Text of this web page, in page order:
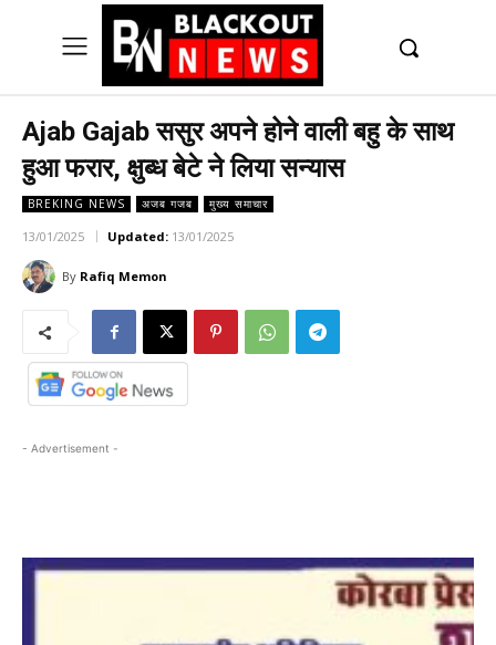
Ajab Gajab ससुर अपने होने वाली बहु के साथ
हुआ फरार, क्षुब्ध बेटे ने लिया सन्यास
BREKING NEWS अजब गजब मुख्य समाचार
13/01/2025 Updated: 13/01/2025
By Rafiq Memon
- Advertisement -